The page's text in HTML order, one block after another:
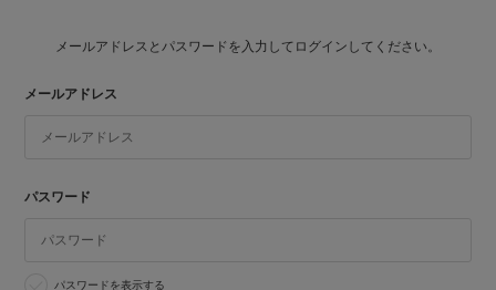
メールアドレスとパスワードを入力してログインしてください。
メールアドレス
パスワード
パスワードを表示する